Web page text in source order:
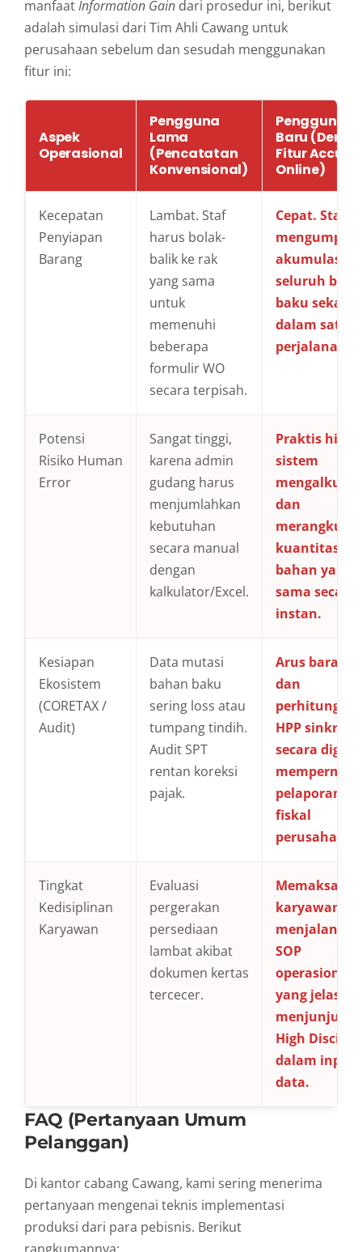
manfaatInformation Gain dari prosedur ini, berikut
adalah simulasi dari Tim Ahli Cawang untuk
perusahaan sebelum dan sesudah menggunakan
fitur ini:
Aspek
Operasional
Pengguna
Lama
(Pencatatan
Konvensional)
Pengguna
Baru
Fitur
Online)
Kecepatan
Penyiapan
Barang
Lambat. Staf
harus bolak-
balik ke rak
yang sama
untuk
memenuhi
beberapa
formulir WO
secara terpisah.
Cepat. Staf
akumulasi
seluruh
baku
dalam satu
perjalanan.
Potensi
Risiko Human
Error
Sangat tinggi,
karena admin
gudang harus
menjumlahkan
kebutuhan
secara manual
dengan
kalkulator/Excel.
Praktis
sistem
dan
merangkum
kuantitas
bahan yang
sama secara
instan.
Kesiapan
Ekosistem
(CORETAX /
Audit)
Data mutasi
bahan baku
sering loss atau
tumpang tindih.
Audit SPT
rentan koreksi
pajak.
Arus barang
dan
perhitungan
HPP sinkron
secara
pelaporan
fiskal
perusahaan.
Tingkat
Kedisiplinan
Karyawan
Evaluasi
pergerakan
persediaan
lambat akibat
dokumen kertas
tercecer.
Memaksa
karyawan
menjalankan
SOP
operasional
yang jelas,
menjunjung
High
dalam input
data.
FAQ (Pertanyaan Umum
Pelanggan)
Di kantor cabang Cawang, kami sering menerima
pertanyaan mengenai teknis implementasi
produksi dari para pebisnis. Berikut